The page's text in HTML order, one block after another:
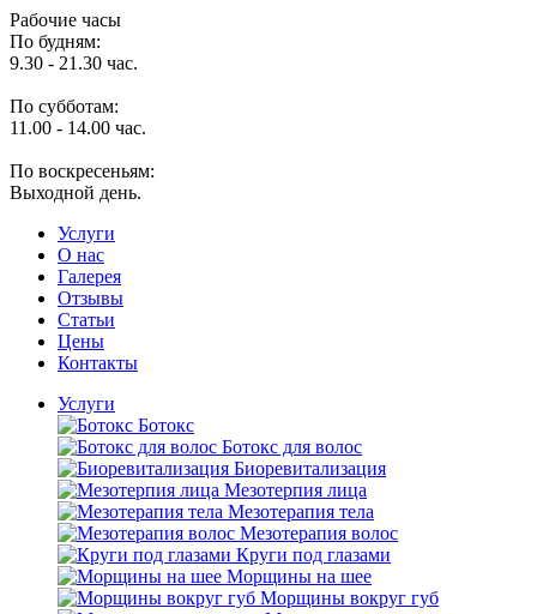
Рабочие часы
По будням:
9.30 - 21.30 час.
По субботам:
11.00 - 14.00 час.
По воскресеньям:
Выходной день.
Услуги
O нас
Галерея
Отзывы
Статьи
Цены
Контакты
Услуги
Ботокс
Ботокс для волос
Биоревитализация
Мезотерпия лица
Мезотерапия тела
Мезотерапия волос
Круги под глазами
Морщины на шее
Морщины вокруг губ